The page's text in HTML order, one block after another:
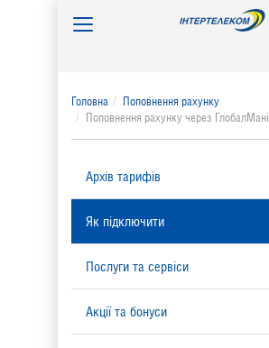
Toggle
Головна
Поповнення рахунку
Поповнення рахунку через ГлобалМані
Архів тарифів
Як підключити
Послуги та сервіси
Акції та бонуси